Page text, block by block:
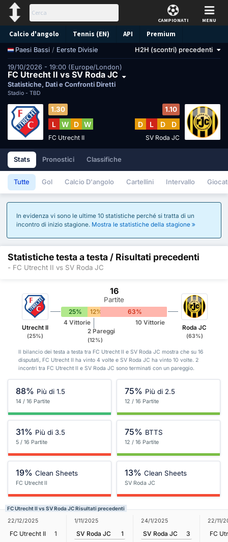
CAMPIONATI MENU
Calcio d'angolo Tennis (EN) API Premium
Pronostico
Paesi Bassi / Eerste Divisie H2H (scontri) precedenti
19/10/2026 - 19:00 (Europe/London)
FC Utrecht II vs SV Roda JC
Statistiche, Dati e Confronti Diretti
Stadio - TBD
1.30
L W D W
FC Utrecht II
1.10
D L D D
SV Roda JC
Stats Pronostici Classifiche
Tutte Gol Calcio D'angolo Cartellini Intervallo
In evidenza vi sono le ultime 10 statistiche perché si tratta di un
incontro di inizio stagione. Mostra le statistiche della stagione
Statistiche testa a testa / Risultati precedenti
- FC Utrecht II vs SV Roda JC
Utrecht II
(25%)
16
Partite
25% 12% 63%
4 Vittorie
2 Pareggi
(12%)
10 Vittorie
Roda JC
(63%)
Il bilancio dei testa a testa tra FC Utrecht II e SV Roda JC mostra che su 16
disputati, FC Utrecht II ha vinto 4 volte e SV Roda JC ha vinto 10 volte. 2
incontri tra FC Utrecht II e SV Roda JC sono terminati con un pareggio.
88% Più di 1.5
14 / 16 Partite
75% Più di 2.5
12 / 16 Partite
31% Più di 3.5
5 / 16 Partite
75% BTTS
12 / 16 Partite
19% Clean Sheets
FC Utrecht II
13% Clean Sheets
SV Roda JC
FC Utrecht II vs SV Roda JC Risultati precedenti
22/12/2025
FC Utrecht II
1
1/11/2025
SV Roda JC
1
24/1/2025
SV Roda JC
3
22/11/
FC